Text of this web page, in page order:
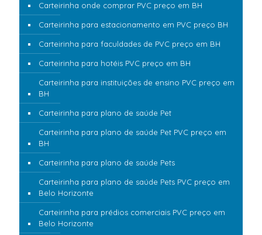
Carteirinha onde comprar PVC preço em BH
Carteirinha para estacionamento em PVC preço BH
Carteirinha para faculdades de PVC preço em BH
Carteirinha para hotéis PVC preço em BH
Carteirinha para instituições de ensino PVC preço em
BH
Carteirinha para plano de saúde Pet
Carteirinha para plano de saúde Pet PVC preço em
BH
Carteirinha para plano de saúde Pets
Carteirinha para plano de saúde Pets PVC preço em
Belo Horizonte
Carteirinha para prédios comerciais PVC preço em
Belo Horizonte